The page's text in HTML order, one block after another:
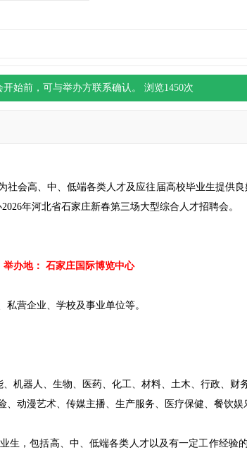
开始前，可与举办方联系确认。 浏览1450次
会高、中、低端各类人才及应往届高校毕业生提供良
年河北省石家庄新春第三场大型综合人才招聘会。
办地： 石家庄国际博览中心
营企业、学校及事业单位等。
器人、生物、医药、化工、材料、土木、行政、财
动漫艺术、传媒主播、生产服务、医疗保健、餐饮娱
，包括高、中、低端各类人才以及有一定工作经验